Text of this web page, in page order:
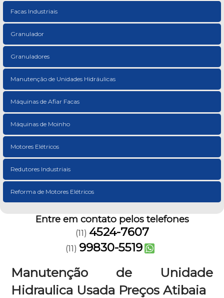
Facas Industriais
Granulador
Granuladores
Manutenção de Unidades Hidráulicas
Máquinas de Afiar Facas
Máquinas de Moinho
Motores Elétricos
Redutores Industriais
Reforma de Motores Elétricos
Entre em contato pelos telefones
(11) 4524-7607
(11) 99830-5519
Manutenção de Unidade
Hidraulica Usada Preços Atibaia